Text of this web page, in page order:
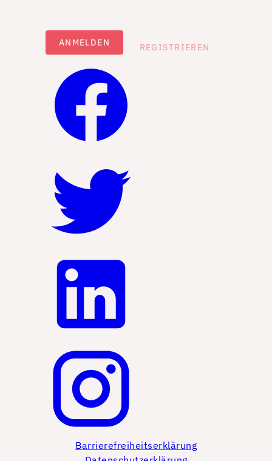
ANMELDEN REGISTRIEREN
Barrierefreiheitserklärung